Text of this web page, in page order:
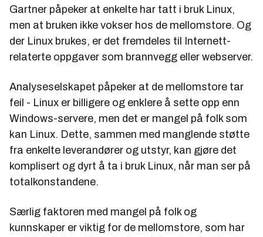
Gartner påpeker at enkelte har tatt i bruk Linux,
men at bruken ikke vokser hos de mellomstore. Og
der Linux brukes, er det fremdeles til Internett-
relaterte oppgaver som brannvegg eller webserver.
Analyseselskapet påpeker at de mellomstore tar
feil - Linux er billigere og enklere å sette opp enn
Windows-servere, men det er mangel på folk som
kan Linux. Dette, sammen med manglende støtte
fra enkelte leverandører og utstyr, kan gjøre det
komplisert og dyrt å ta i bruk Linux, når man ser på
totalkonstandene.
Særlig faktoren med mangel på folk og
kunnskaper er viktig for de mellomstore, som har